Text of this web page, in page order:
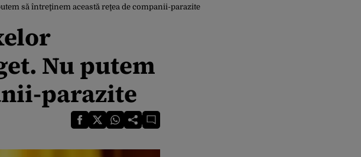
să întreţinem această reţea de companii-parazite
Nu putem
parazite